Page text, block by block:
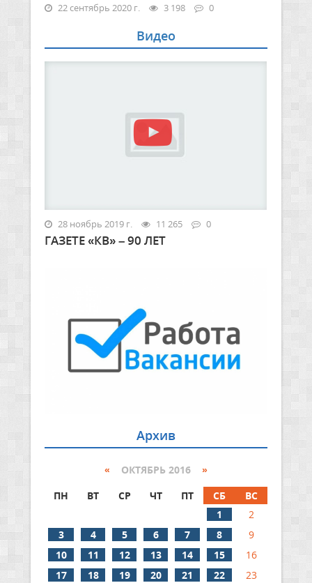
22 сентябрь 2020 г. 3 198 0
Видео
28 ноябрь 2019 г. 11 265 0
ГАЗЕТЕ «КВ» – 90 ЛЕТ
Архив
« ОКТЯБРЬ 2016 »
ПН
ВТ СР ЧТ ПТ СБ
ВС
1
2
3
4 5 6 7 8
9
10
11 12 13 14 15
16
17
18 19 20 21 22 23